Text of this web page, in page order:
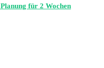
für 2 Wochen